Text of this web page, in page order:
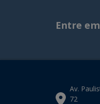
Entre
Av.
72